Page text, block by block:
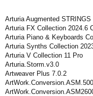
Arturia Augmented
Arturia FX Collection 2024.6
Arturia Piano & Keyboards
Arturia Synths Collection
Arturia V Collection 11 Pro
Arturia.Storm.v3.0
Artweaver Plus 7.0.2